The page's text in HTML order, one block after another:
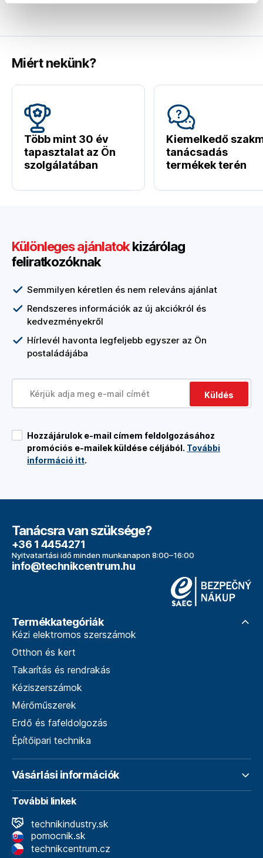
Miért nekünk?
Több mint 30 év
tapasztalat az Ön
szolgálatában
Kiemelkedő
tanácsadás
termékek terén
Különleges ajánlatokkizárólag
feliratkozóknak
Semmilyen kéretlen és nem releváns ajánlat
Rendszeres információk az új akciókról és
kedvezményekről
Hírlevél havonta legfeljebb egyszer az Ön
postaládájába
Küldés
Hozzájárulok e-mail címem feldolgozásához
promóciós e-mailek küldése céljából. További
információ itt.
Tanácsra van szüksége?
+36 1 4454271
Nyitvatartási idő minden munkanapon 8:00–16:00
info@technikcentrum.hu
Termékkategóriák
Kézi elektromos szerszámok
Otthon és kert
Takarítás és rendrakás
Kéziszerszámok
Mérőműszerek
Erdő és fafeldolgozás
Építőipari technika
Vásárlási információk
További linkek
technikindustry.sk
pomocnik.sk
technikcentrum.cz